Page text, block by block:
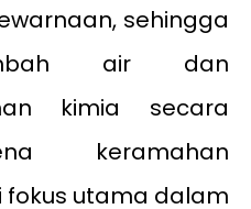
sehingga
air dan
kimia secara
keramahan
fokus utama dalam